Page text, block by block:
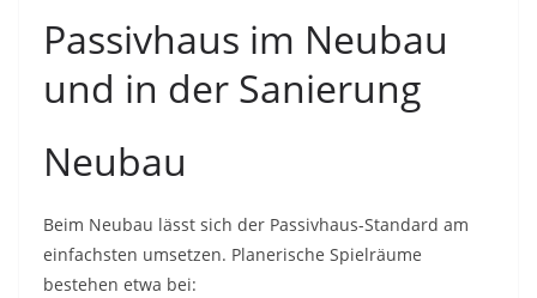
Passivhaus im Neubau
und in der Sanierung
Neubau
Beim Neubau lässt sich der Passivhaus-Standard am
einfachsten umsetzen. Planerische Spielräume
bestehen etwa bei: